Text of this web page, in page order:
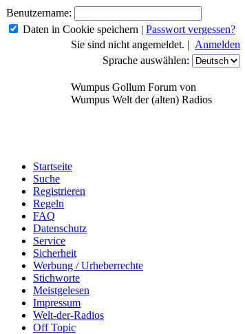
Benutzername:
Daten in Cookie speichern | Passwort vergessen?
Sie sind nicht angemeldet. | Anmelden
Sprache auswählen:
Wumpus Gollum Forum von
Wumpus Welt der (alten) Radios
Startseite
Suche
Registrieren
Regeln
FAQ
Datenschutz
Service
Sicherheit
Werbung / Urheberrechte
Stichworte
Meistgelesen
Impressum
Welt-der-Radios
Off Topic